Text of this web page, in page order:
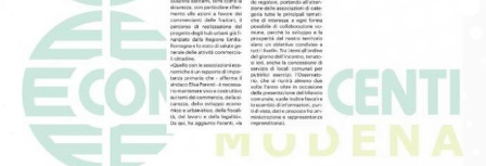
COMUNICATI E NEWS
CONTATTI